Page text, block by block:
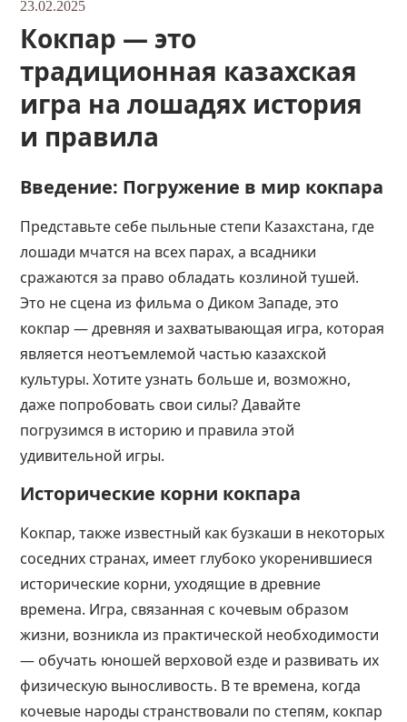
23.02.2025
Кокпар — это
традиционная казахская
игра на лошадях история
и правила
Введение: Погружение в мир кокпара
Представьте себе пыльные степи Казахстана, где
лошади мчатся на всех парах, а всадники
сражаются за право обладать козлиной тушей.
Это не сцена из фильма о Диком Западе, это
кокпар — древняя и захватывающая игра, которая
является неотъемлемой частью казахской
культуры. Хотите узнать больше и, возможно,
даже попробовать свои силы? Давайте
погрузимся в историю и правила этой
удивительной игры.
Исторические корни кокпара
Кокпар, также известный как бузкаши в некоторых
соседних странах, имеет глубоко укоренившиеся
исторические корни, уходящие в древние
времена. Игра, связанная с кочевым образом
жизни, возникла из практической необходимости
— обучать юношей верховой езде и развивать их
физическую выносливость. В те времена, когда
кочевые народы странствовали по степям, кокпар